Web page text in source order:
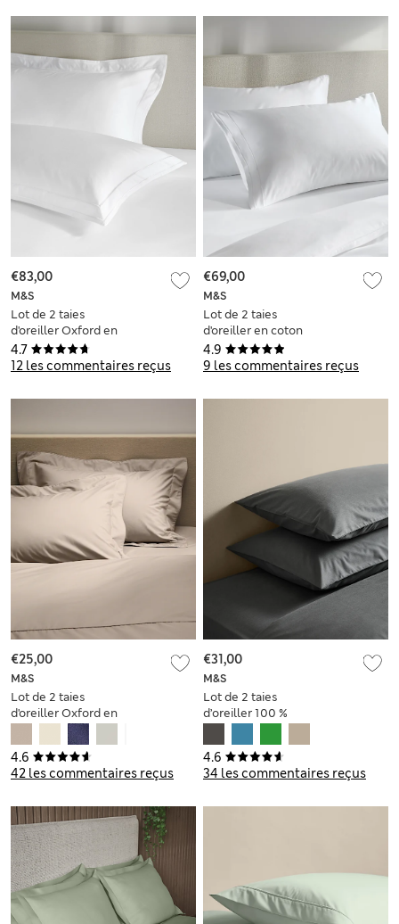
4.7
12 les commentaires reçus
M&S
Lot de 2 taies
d'oreiller Oxford en
coton égyptien avec
une densité de
€83,00
4.9
9 les commentaires reçus
M&S
Lot de 2 taies
d'oreiller en coton
égyptien avec
densité de tissage
€69,00
4.6
42 les commentaires reçus
M&S
Lot de 2 taies
d'oreiller Oxford en
coton égyptien
impeccable avec
une densité de
tissage de 230 fils
€25,00
4.6
34 les commentaires reçus
M&S
Lot de 2 taies
d’oreiller 100 %
technologie Body
Sensor™
€31,00